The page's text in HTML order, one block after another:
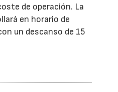
de operación. La
en horario de
un descanso de 15